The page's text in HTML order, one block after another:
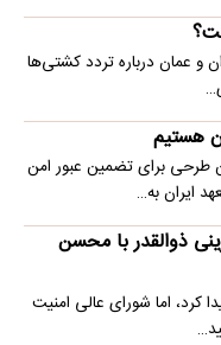
و عمان درباره تردد کشتی‌ها
هستیم
برای تضمین عبور امن
ایران به…
ذوالقدر با محسن
کرد، اما شورای عالی امنیت